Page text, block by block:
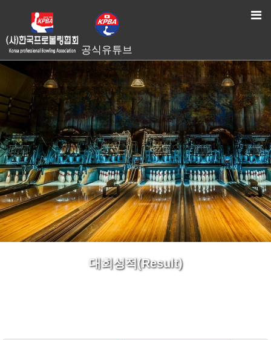
공식유튜브
대회성적(Result)